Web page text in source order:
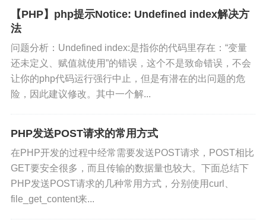
【PHP】php提示Notice: Undefined index解决方
法
问题分析：Undefined index:是指你的代码里存在：“变量
还未定义、赋值就使用”的错误，这个不是致命错误，不会
让你的php代码运行强行中止，但是有潜在的出问题的危
险，因此建议修改。其中一个解...
PHP发送POST请求的常用方式
在PHP开发的过程中经常需要发送POST请求，POST相比
GET要安全很多，而且传输的数据量也较大。下面总结下
PHP发送POST请求的几种常用方式，分别使用curl、
file_get_content来...